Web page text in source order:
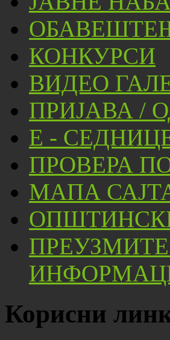
КОНКУРСИ
ВИДЕО
ПРИЈАВА /
Е -
ПРОВЕРА
МАПА
Корисни